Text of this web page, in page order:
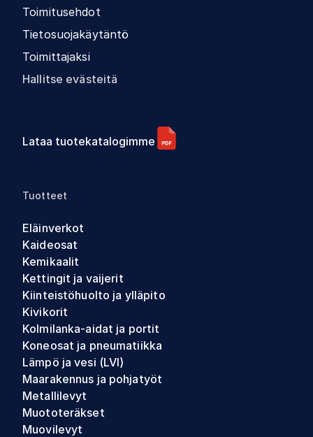
Toimitusehdot
Tietosuojakäytäntö
Toimittajaksi
Hallitse evästeitä
Lataa tuotekatalogimme
Tuotteet
Eläinverkot
Kaideosat
Kemikaalit
Kettingit ja vaijerit
Kiinteistöhuolto ja ylläpito
Kivikorit
Kolmilanka-aidat ja portit
Koneosat ja pneumatiikka
Lämpö ja vesi (LVI)
Maarakennus ja pohjatyöt
Metallilevyt
Muototeräkset
Muovilevyt